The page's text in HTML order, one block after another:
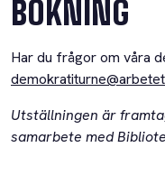
BOKNING
Har du frågor om våra
Utställningen är
samarbete med